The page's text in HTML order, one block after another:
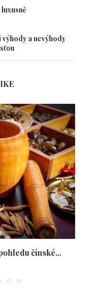
a nevýhody
čínské...